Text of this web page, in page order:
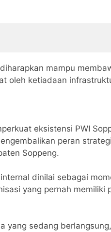
mampu
oleh ketiadaan
eksistensi PWI
peran
Soppeng.
dinilai sebagai
yang pernah memiliki
yang sedang